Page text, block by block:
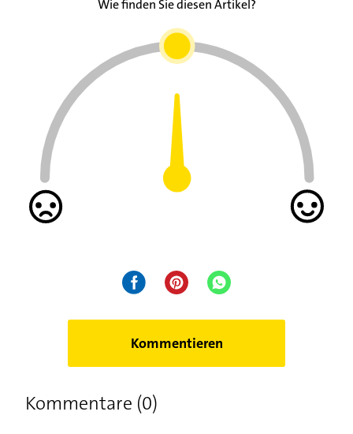
Wie finden Sie diesen Artikel?
Kommentieren
Kommentare (0)